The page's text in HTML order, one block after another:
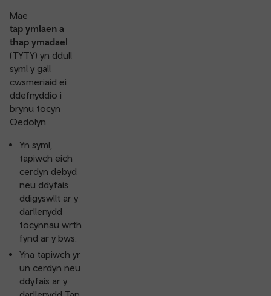
Mae
tap ymlaen a
thap ymadael
(TYTY) yn ddull
syml y gall
cwsmeriaid ei
ddefnyddio i
brynu tocyn
Oedolyn.
Yn syml,
tapiwch eich
cerdyn debyd
neu ddyfais
ddigyswllt ar y
darllenydd
tocynnau wrth
fynd ar y bws.
Yna tapiwch yr
un cerdyn neu
ddyfais ar y